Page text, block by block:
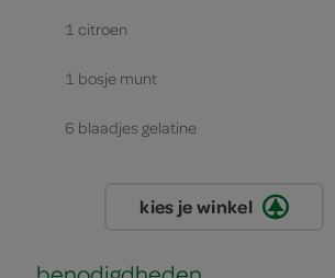
1 citroen
1 bosje munt
6 blaadjes gelatine
kies je winkel